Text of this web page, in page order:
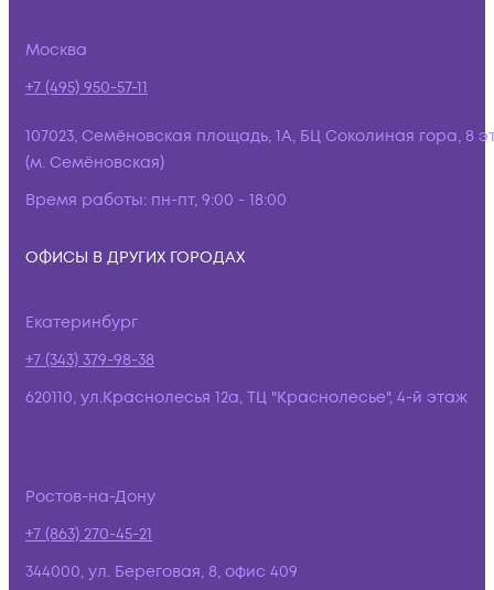
Москва
+7 (495) 950-57-11
107023, Семёновская площадь, 1А, БЦ Соколиная гора, 8
(м. Семёновская)
Время работы: пн-пт, 9:00 - 18:00
ОФИСЫ В ДРУГИХ ГОРОДАХ
Екатеринбург
+7 (343) 379-98-38
620110, ул.Краснолесья 12а, ТЦ "Краснолесье", 4-й этаж
Ростов-на-Дону
+7 (863) 270-45-21
344000, ул. Береговая, 8, офис 409